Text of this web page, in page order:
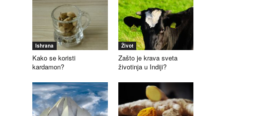
Ishrana
Kako se koristi
kardamon?
Život
Zašto je krava sveta
životinja u Indiji?